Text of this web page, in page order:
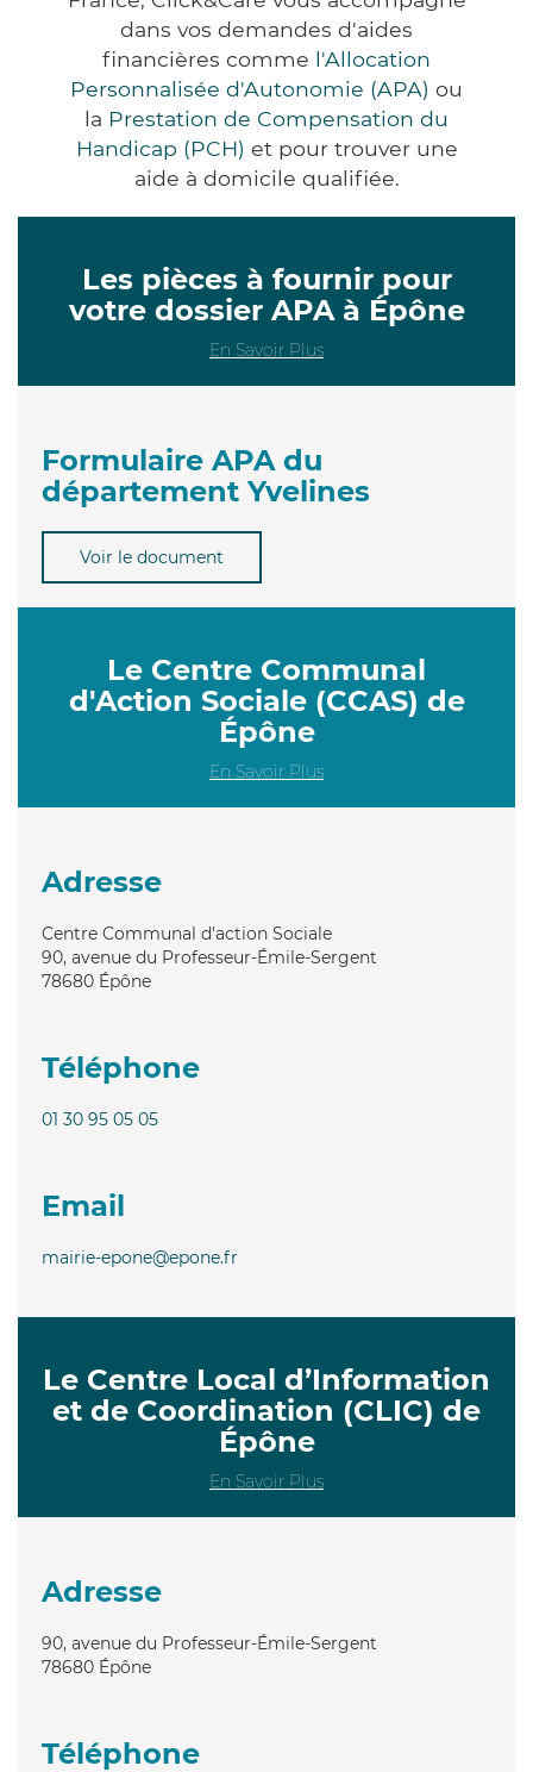
dans vos demandes d'aides
financières comme l'Allocation
Personnalisée d'Autonomie (APA) ou
la Prestation de Compensation du
Handicap (PCH) et pour trouver une
aide à domicile qualifiée.
Les pièces à fournir pour
votre dossier APA à Épône
En Savoir Plus
Formulaire APA du
département Yvelines
Voir le document
Le Centre Communal
d'Action Sociale (CCAS) de
Épône
En Savoir Plus
Adresse
Centre Communal d'action Sociale
90, avenue du Professeur-Émile-Sergent
78680 Épône
Téléphone
01 30 95 05 05
Email
mairie-epone@epone.fr
Le Centre Local d’Information
et de Coordination (CLIC) de
Épône
En Savoir Plus
Adresse
90, avenue du Professeur-Émile-Sergent
78680 Épône
Téléphone